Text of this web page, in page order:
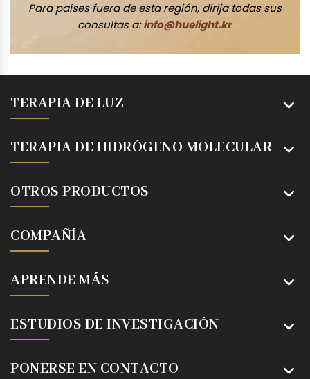
Para países fuera de esta región, dirija todas sus
consultas a:info@huelight.kr.
TERAPIA DE LUZ
TERAPIA DE HIDRÓGENO MOLECULAR
OTROS PRODUCTOS
COMPAÑÍA
APRENDE MÁS
ESTUDIOS DE INVESTIGACIÓN
PONERSE EN CONTACTO